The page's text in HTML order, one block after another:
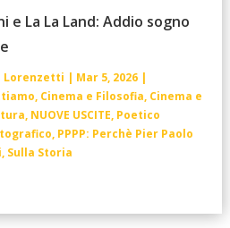
e La La Land: Addio sogno
Lorenzetti | Mar 5, 2026|
, Cinema e Filosofia, Cinema e
, NUOVE USCITE, Poetico
, PPPP: Perchè Pier Paolo
, Sulla Storia